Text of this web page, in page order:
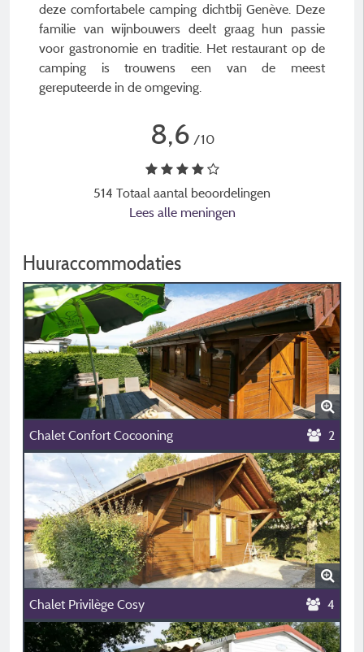
deze comfortabele camping dichtbij Genève. Deze
familie van wijnbouwers deelt graag hun passie
voor gastronomie en traditie. Het restaurant op de
camping is trouwens een van de meest
gereputeerde in de omgeving.
8,6 /10
514 Totaal aantal beoordelingen
Lees alle meningen
Huuraccommodaties
Chalet Confort Cocooning 2
Chalet Privilège Cosy 4